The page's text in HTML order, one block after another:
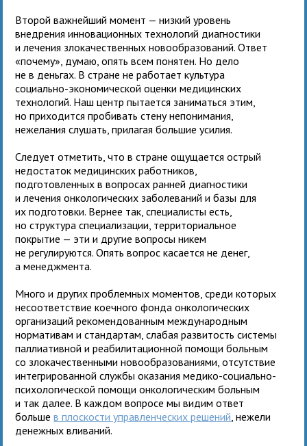
Второй важнейший момент — низкий уровень
внедрения инновационных технологий диагностики
и лечения злокачественных новообразований. Ответ
«почему», думаю, опять всем понятен. Но дело
не в деньгах. В стране не работает культура
социально-экономической оценки медицинских
технологий. Наш центр пытается заниматься этим,
но приходится пробивать стену непонимания,
нежелания слушать, прилагая большие усилия.
Следует отметить, что в стране ощущается острый
недостаток медицинских работников,
подготовленных в вопросах ранней диагностики
и лечения онкологических заболеваний и базы для
их подготовки. Вернее так, специалисты есть,
но структура специализации, территориальное
покрытие — эти и другие вопросы никем
не регулируются. Опять вопрос касается не денег,
а менеджмента.
Много и других проблемных моментов, среди которых
несоответствие коечного фонда онкологических
организаций рекомендованным международным
нормативам и стандартам, слабая развитость системы
паллиативной и реабилитационной помощи больным
со злокачественными новообразованиями, отсутствие
интегрированной службы оказания медико-социально-
психологической помощи онкологическим больным
и так далее. В каждом вопросе мы видим ответ
большев плоскости управленческих решений , нежели
денежных вливаний.